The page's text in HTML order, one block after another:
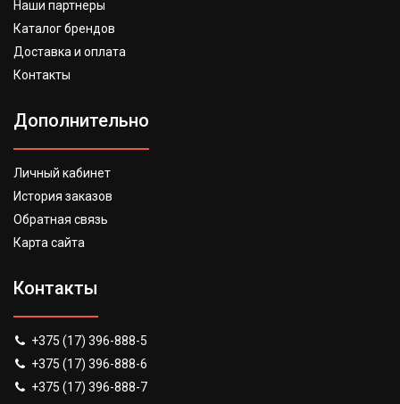
Наши партнеры
Каталог брендов
Доставка и оплата
Контакты
Дополнительно
Личный кабинет
История заказов
Обратная связь
Карта сайта
Контакты
+375 (17) 396-888-5
+375 (17) 396-888-6
+375 (17) 396-888-7